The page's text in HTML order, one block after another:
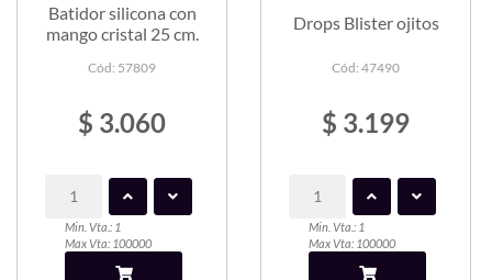
Batidor silicona con
mango cristal 25 cm.
Cód: 57809
$ 3.060
Min. Vta.: 1
Max Vta: 100000
Drops Blister ojitos
Cód: 47490
$ 3.199
Min. Vta.: 1
Max Vta: 100000